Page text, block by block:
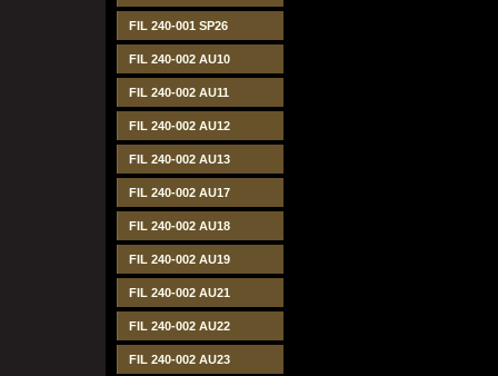
FIL 240-001 SP26
FIL 240-002 AU10
FIL 240-002 AU11
FIL 240-002 AU12
FIL 240-002 AU13
FIL 240-002 AU17
FIL 240-002 AU18
FIL 240-002 AU19
FIL 240-002 AU21
FIL 240-002 AU22
FIL 240-002 AU23